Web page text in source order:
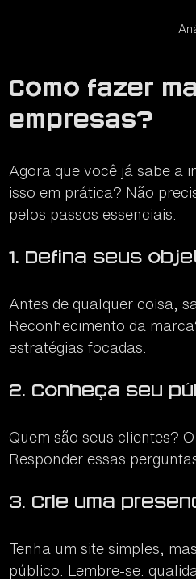
Como fazer
empresas?
Agora que você já sabe a
isso em prática? Não
pelos passos essenciais.
1. Defina seus
Antes de qualquer coisa,
Reconhecimento da
estratégias focadas.
2. Conheça seu
Quem são seus clientes?
Responder essas
3. Crie uma
Tenha um site simples,
público. Lembre-se: